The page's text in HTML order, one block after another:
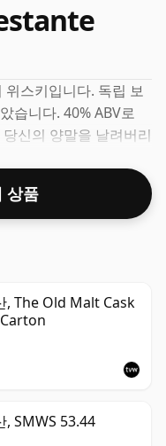
스키입니다. 독립 보
습니다. 40% ABV로
신의 양말을 날려버리
다.
상품
, The Old Malt Cask
, SMWS 53.44